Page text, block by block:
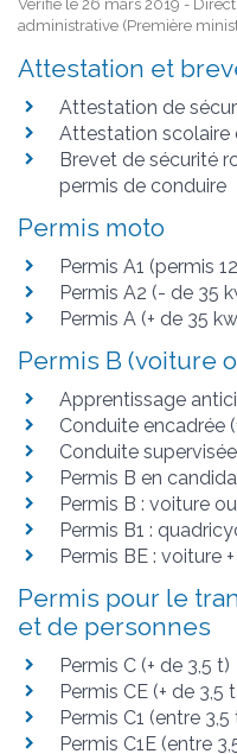
Vérifié le 26 mars 2019 -
administrative (Première
Attestation et
Attestation de
Attestation scolaire
Brevet de sécurité
permis de conduire
Permis moto
Permis A1 (permis
Permis A2 (- de 35
Permis A (+ de 35
Permis B (voiture
Apprentissage
Conduite encadrée
Conduite
Permis B en
Permis B : voiture
Permis B1 :
Permis BE : voiture
Permis pour le
et de personnes
Permis C (+ de 3,5 t)
Permis CE (+ de
Permis C1 (entre 3,5
Permis C1E (entre